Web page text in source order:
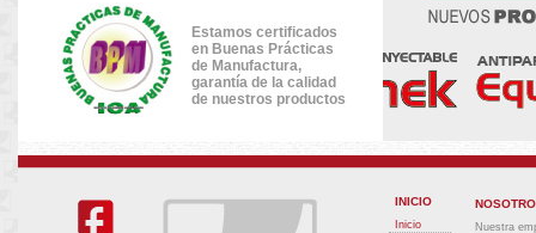
Estamos certificados
en Buenas Prácticas
de Manufactura,
garantía de la calidad
de nuestros productos
INICIO
Inicio
Nuestra